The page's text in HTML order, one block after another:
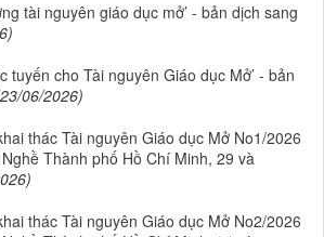
tài nguyên giáo dục mở’ - bản dịch sang
tuyến cho Tài nguyên Giáo dục Mở’ - bản
06/2026)
thác Tài nguyên Giáo dục Mở No1/2026
Thành phố Hồ Chí Minh, 29 và
thác Tài nguyên Giáo dục Mở No2/2026